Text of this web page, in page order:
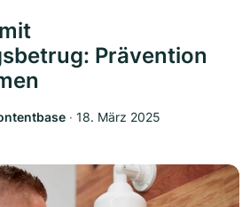
Prävention
‧ 18. März 2025